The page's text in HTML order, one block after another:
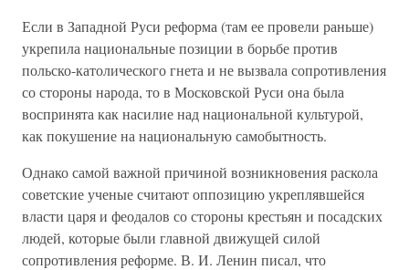
Если в Западной Руси реформа (там ее провели раньше)
укрепила национальные позиции в борьбе против
польско-католического гнета и не вызвала сопротивления
со стороны народа, то в Московской Руси она была
воспринята как насилие над национальной культурой,
как покушение на национальную самобытность.
Однако самой важной причиной возникновения раскола
советские ученые считают оппозицию укреплявшейся
власти царя и феодалов со стороны крестьян и посадских
людей, которые были главной движущей силой
сопротивления реформе. В. И. Ленин писал, что